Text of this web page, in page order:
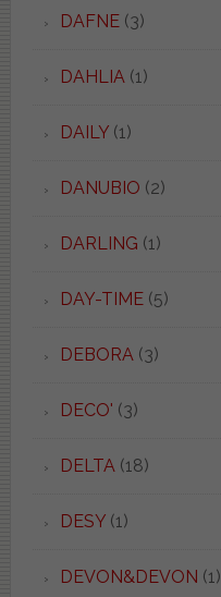
DAFNE(3)
DAHLIA (1)
DAILY(1)
DANUBIO (2)
DARLING (1)
DAY-TIME(5)
DEBORA (3)
DECO' (3)
DELTA (18)
DESY(1)
DEVON&DEVON (1)